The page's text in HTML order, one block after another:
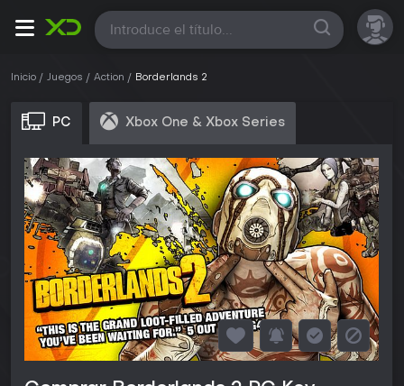
Todas
Inicio Juegos Action Borderlands 2
PC Xbox One & Xbox Series